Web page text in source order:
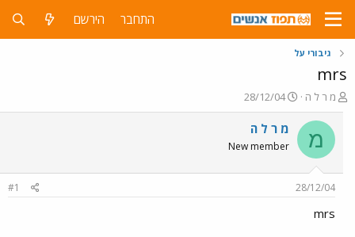
התחבר הירשם
גיבורי על
mrs
פ
ו
ת
ח
ה
ש
א
מ ר ל ה
פ
ו
ר
ם
28/12/04
מ מ ר ל ה
New member
28/12/04
#1
mrs